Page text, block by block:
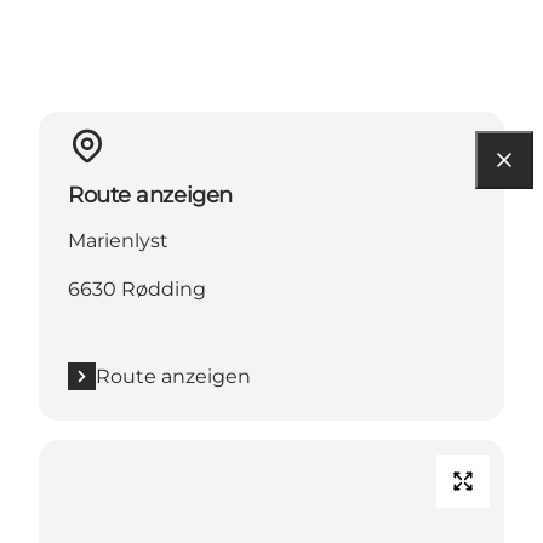
Route anzeigen
Marienlyst
6630 Rødding
Route anzeigen